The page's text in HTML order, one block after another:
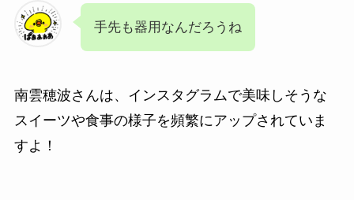
手先も器用なんだろうね
南雲穂波さんは、インスタグラムで美味しそうな
スイーツや食事の様子を頻繁にアップされていま
すよ！